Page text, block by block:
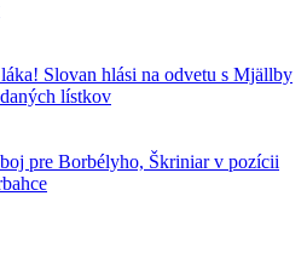
Slovan hlási na odvetu s Mjällby
lístkov
pre Borbélyho, Škriniar v pozícii